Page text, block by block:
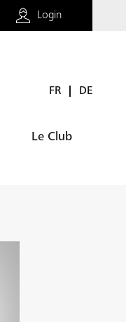
Login
FR DE
Le Club